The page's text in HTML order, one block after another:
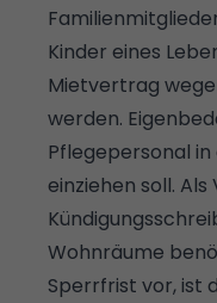
Kinder eines
Mietvertrag
werden.
Pflegepersonal
einziehen soll.
Wohnräume
Sperrfrist vor, ist